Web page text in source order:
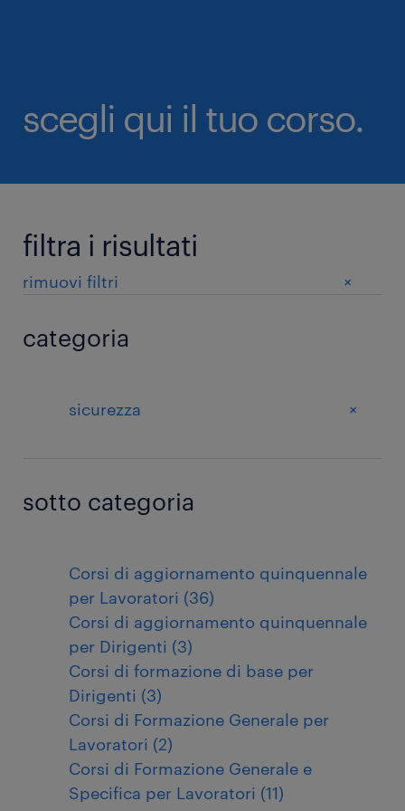
scegli qui il tuo corso.
filtra i risultati
rimuovi filtri +
categoria
sicurezza +
sotto categoria
Corsi di aggiornamento quinquennale
per Lavoratori (36)
Corsi di aggiornamento quinquennale
per Dirigenti (3)
Corsi di formazione di base per
Dirigenti (3)
Corsi di Formazione Generale per
Lavoratori (2)
Corsi di Formazione Generale e
Specifica per Lavoratori (11)